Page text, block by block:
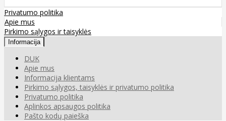
Privatumo politika
Apie mus
Pirkimo sąlygos ir taisyklės
Informacija
DUK
Apie mus
Informacija klientams
Pirkimo sąlygos, taisyklės ir privatumo politika
Privatumo politika
Aplinkos apsaugos politika
Pašto kodų paieška